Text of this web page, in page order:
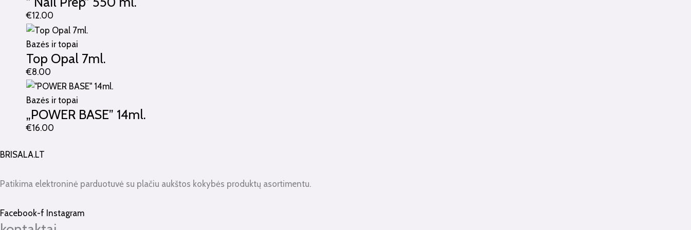
€12.00
Bazės ir topai
Top Opal 7ml.
€8.00
Bazės ir topai
„POWER BASE” 14ml.
€16.00
BRISALA.LT
Patikima elektroninė parduotuvė su plačiu aukštos kokybės produktų asortimentu.
Facebook-f Instagram